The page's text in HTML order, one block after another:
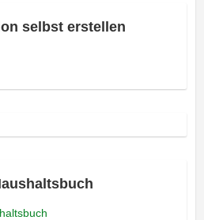
selbst erstellen